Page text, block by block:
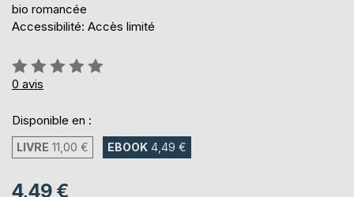
bio romancée
Accessibilité: Accès limité
Évaluation:
0%
0 avis
Disponible en :
LIVRE 11,00 € EBOOK 4,49 €
4,49 €